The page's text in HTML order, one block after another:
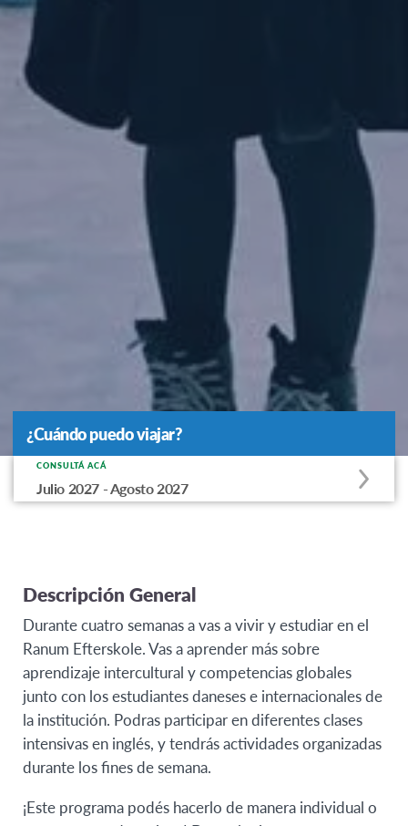
¿Cuándo puedo viajar?
¿Cuándo puedo viajar?
Apply
to
CONSULTÁ ACÁ
Julio 2027 - Agosto 2027
Descripción General
Durante cuatro semanas a vas a vivir y estudiar en el
Ranum Efterskole. Vas a aprender más sobre
aprendizaje intercultural y competencias globales
junto con los estudiantes daneses e internacionales de
la institución. Podras participar en diferentes clases
intensivas en inglés, y tendrás actividades organizadas
durante los fines de semana.
¡Este programa podés hacerlo de manera individual o